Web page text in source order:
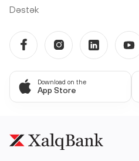
Dəstək
Download on the
App Store